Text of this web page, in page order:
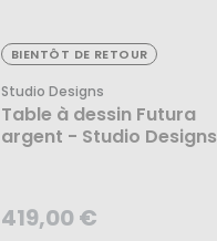
BIENTÔT DE RETOUR
Studio Designs
Table à dessin Futura
argent - Studio Designs
419,00 €
419,00 €
CRÉER UNE ALERTE